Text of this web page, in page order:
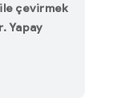
çevirmek
Yapay